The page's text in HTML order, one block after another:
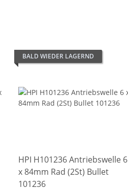
BALD WIEDER LAGERND
HPI H101236 Antriebswelle 6
x 84mm Rad (2St) Bullet
101236